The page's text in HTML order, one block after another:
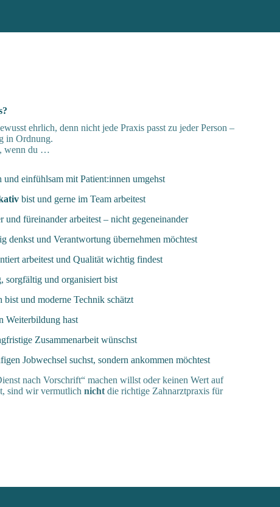
ehrlich, denn nicht jede Praxis passt zu jeder Person –
in Ordnung.
wenn du …
und einfühlsam mit Patient:innen umgehst
bist und gerne im Team arbeitest
und füreinander arbeitest – nicht gegeneinander
denkst und Verantwortung übernehmen möchtest
arbeitest und Qualität wichtig findest
sorgfältig und organisiert bist
bist und moderne Technik schätzt
Weiterbildung hast
Zusammenarbeit wünschst
Jobwechsel suchst, sondern ankommen möchtest
nach Vorschrift“ machen willst oder keinen Wert auf
sind wir vermutlich nichtdie richtige Zahnarztpraxis für